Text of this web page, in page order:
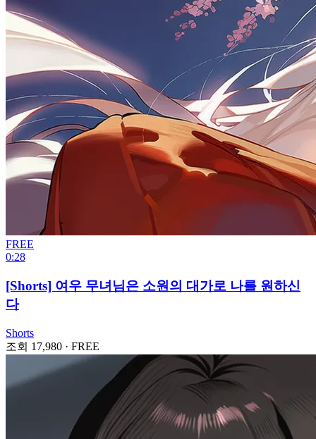
FREE
0:28
[Shorts] 여우 무녀님은 소원의 대가로 나를 원하신
다
Shorts
조회 17,980 · FREE